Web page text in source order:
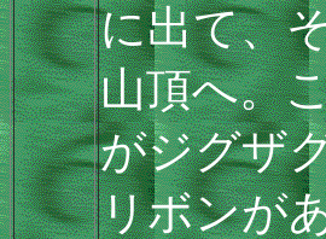
に出て、
山頂へ。
がジグザ
リボンが